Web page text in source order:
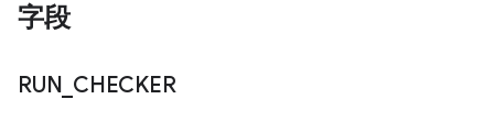
字段
RUN CHECKER